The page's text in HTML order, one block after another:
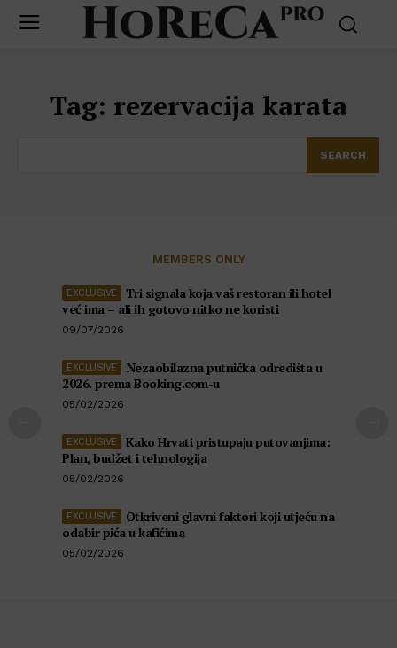
Tag: rezervacija karata
SEARCH
MEMBERS ONLY
Tri signala koja vaš restoran ili hotel
već ima – ali ih gotovo nitko ne koristi
09/07/2026
Nezaobilazna putnička odredišta u
2026. prema Booking.com-u
05/02/2026
Kako Hrvati pristupaju putovanjima:
Plan, budžet i tehnologija
05/02/2026
Otkriveni glavni faktori koji utječu na
odabir pića u kafićima
05/02/2026